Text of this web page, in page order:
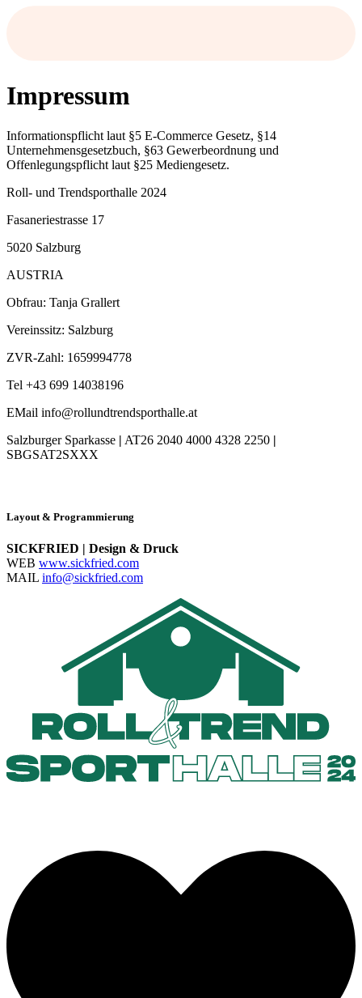
Impressum
Informationspflicht laut §5 E-Commerce Gesetz, §14
Unternehmensgesetzbuch, §63 Gewerbeordnung und
Offenlegungspflicht laut §25 Mediengesetz.
Roll- und Trendsporthalle 2024
Fasaneriestrasse 17
5020 Salzburg
AUSTRIA
Obfrau: Tanja Grallert
Vereinssitz: Salzburg
ZVR-Zahl: 1659994778
Tel +43 699 14038196
EMail info@rollundtrendsporthalle.at
Salzburger Sparkasse | AT26 2040 4000 4328 2250 |
SBGSAT2SXXX
Layout & Programmierung
SICKFRIED | Design & Druck
WEB www.sickfried.com
MAIL info@sickfried.com